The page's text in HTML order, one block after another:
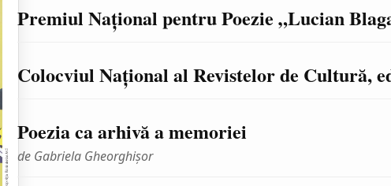
Premiul Naţional pentru Poezie „Lucian
Colocviul Naţional al Revistelor de Cultură,
Poezia ca arhivă a memoriei
de Gabriela Gheorghişor